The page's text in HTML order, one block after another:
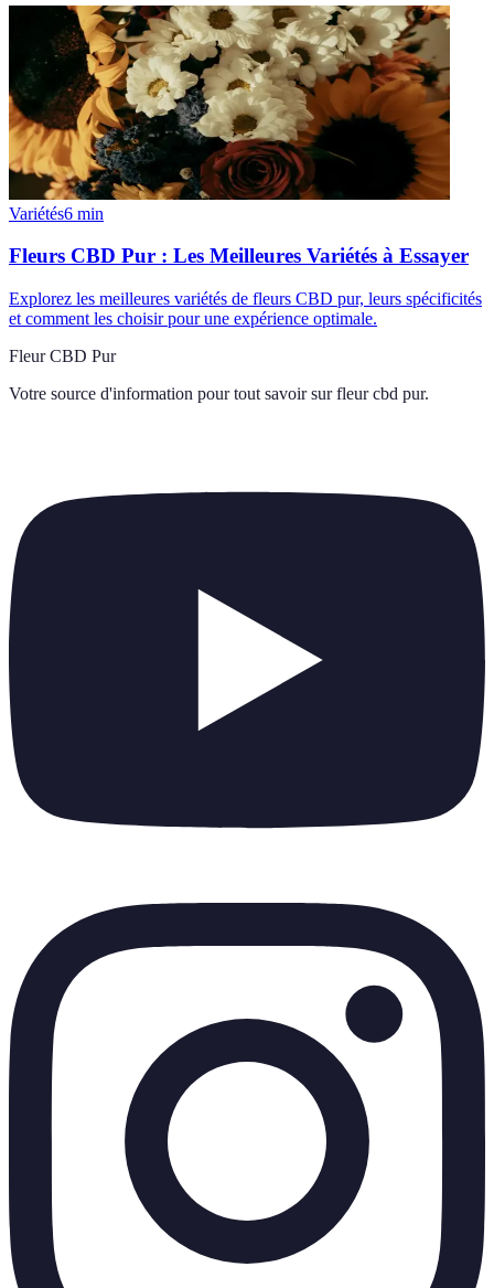
Variétés6 min
Fleurs CBD Pur : Les Meilleures Variétés à Essayer
Explorez les meilleures variétés de fleurs CBD pur, leurs spécificités
et comment les choisir pour une expérience optimale.
Fleur CBD Pur
Votre source d'information pour tout savoir sur fleur cbd pur.